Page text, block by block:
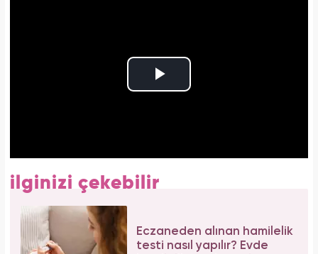
ilginizi çekebilir
Eczaneden alınan hamilelik
testi nasıl yapılır? Evde